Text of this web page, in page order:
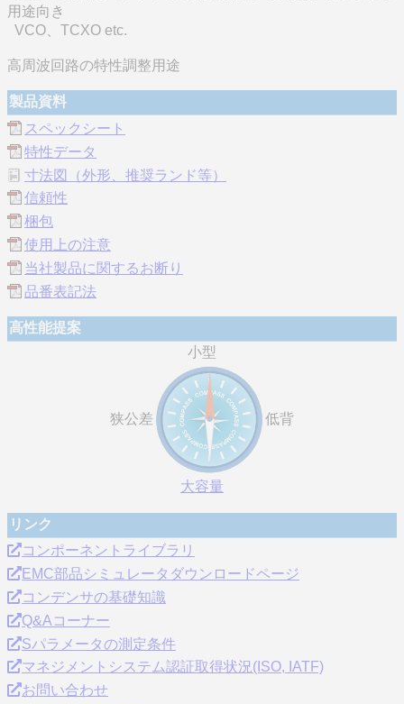
用途向き
VCO、TCXO etc.
高周波回路の特性調整用途
製品資料
スペックシート
特性データ
寸法図（外形、推奨ランド等）
信頼性
梱包
使用上の注意
当社製品に関するお断り
品番表記法
高性能提案
小型
狭公差 低背
大容量
リンク
コンポーネントライブラリ
EMC部品シミュレータダウンロードページ
コンデンサの基礎知識
Q&Aコーナー
Sパラメータの測定条件
マネジメントシステム認証取得状況(ISO, IATF)
お問い合わせ